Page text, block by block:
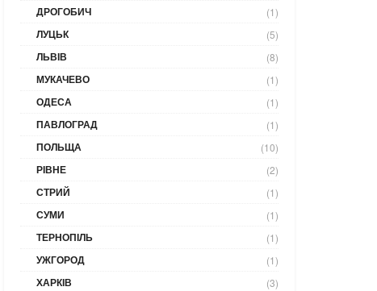
ДРОГОБИЧ (1)
ЛУЦЬК (5)
ЛЬВІВ (8)
МУКАЧЕВО (1)
ОДЕСА (1)
ПАВЛОГРАД (1)
ПОЛЬЩА (10)
РІВНЕ (2)
СТРИЙ (1)
СУМИ (1)
ТЕРНОПІЛЬ (1)
УЖГОРОД (1)
ХАРКІВ (3)